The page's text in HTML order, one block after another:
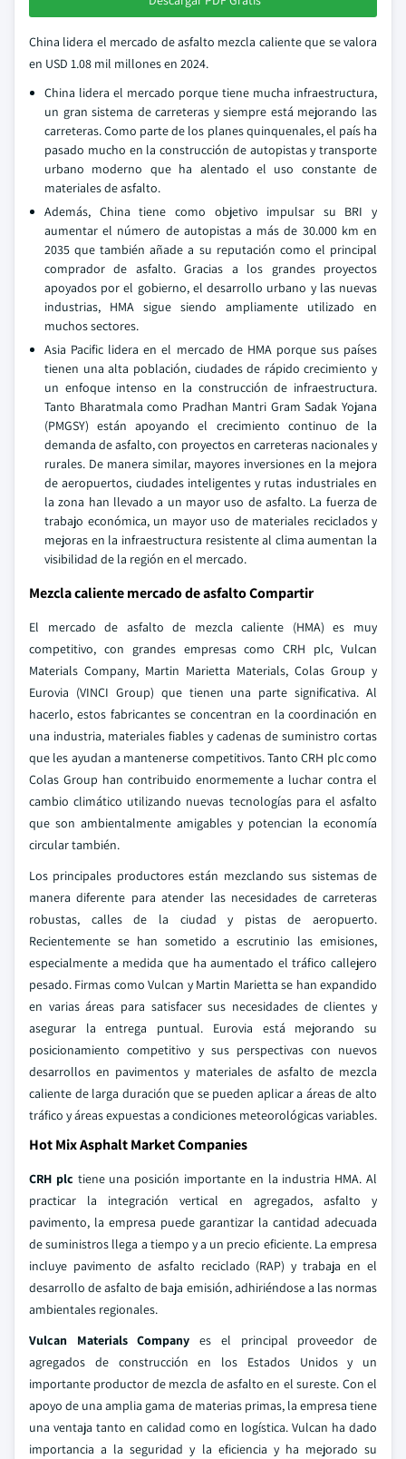
China lidera el mercado de asfalto mezcla caliente que se valora
en USD 1.08 mil millones en 2024.
China lidera el mercado porque tiene mucha infraestructura,
un gran sistema de carreteras y siempre está mejorando las
carreteras. Como parte de los planes quinquenales, el país ha
pasado mucho en la construcción de autopistas y transporte
urbano moderno que ha alentado el uso constante de
materiales de asfalto.
Además, China tiene como objetivo impulsar su BRI y
aumentar el número de autopistas a más de 30.000 km en
2035 que también añade a su reputación como el principal
comprador de asfalto. Gracias a los grandes proyectos
apoyados por el gobierno, el desarrollo urbano y las nuevas
industrias, HMA sigue siendo ampliamente utilizado en
muchos sectores.
Asia Pacific lidera en el mercado de HMA porque sus países
tienen una alta población, ciudades de rápido crecimiento y
un enfoque intenso en la construcción de infraestructura.
Tanto Bharatmala como Pradhan Mantri Gram Sadak Yojana
(PMGSY) están apoyando el crecimiento continuo de la
demanda de asfalto, con proyectos en carreteras nacionales y
rurales. De manera similar, mayores inversiones en la mejora
de aeropuertos, ciudades inteligentes y rutas industriales en
la zona han llevado a un mayor uso de asfalto. La fuerza de
trabajo económica, un mayor uso de materiales reciclados y
mejoras en la infraestructura resistente al clima aumentan la
visibilidad de la región en el mercado.
Mezcla caliente mercado de asfalto Compartir
El mercado de asfalto de mezcla caliente (HMA) es muy
competitivo, con grandes empresas como CRH plc, Vulcan
Materials Company, Martin Marietta Materials, Colas Group y
Eurovia (VINCI Group) que tienen una parte significativa. Al
hacerlo, estos fabricantes se concentran en la coordinación en
una industria, materiales fiables y cadenas de suministro cortas
que les ayudan a mantenerse competitivos. Tanto CRH plc como
Colas Group han contribuido enormemente a luchar contra el
cambio climático utilizando nuevas tecnologías para el asfalto
que son ambientalmente amigables y potencian la economía
circular también.
Los principales productores están mezclando sus sistemas de
manera diferente para atender las necesidades de carreteras
robustas, calles de la ciudad y pistas de aeropuerto.
Recientemente se han sometido a escrutinio las emisiones,
especialmente a medida que ha aumentado el tráfico callejero
pesado. Firmas como Vulcan y Martin Marietta se han expandido
en varias áreas para satisfacer sus necesidades de clientes y
asegurar la entrega puntual. Eurovia está mejorando su
posicionamiento competitivo y sus perspectivas con nuevos
desarrollos en pavimentos y materiales de asfalto de mezcla
caliente de larga duración que se pueden aplicar a áreas de alto
tráfico y áreas expuestas a condiciones meteorológicas variables.
Hot Mix Asphalt Market Companies
CRH plc tiene una posición importante en la industria HMA. Al
practicar la integración vertical en agregados, asfalto y
pavimento, la empresa puede garantizar la cantidad adecuada
de suministros llega a tiempo y a un precio eficiente. La empresa
incluye pavimento de asfalto reciclado (RAP) y trabaja en el
desarrollo de asfalto de baja emisión, adhiriéndose a las normas
ambientales regionales.
Vulcan Materials Company es el principal proveedor de
agregados de construcción en los Estados Unidos y un
importante productor de mezcla de asfalto en el sureste. Con el
apoyo de una amplia gama de materias primas, la empresa tiene
una ventaja tanto en calidad como en logística. Vulcan ha dado
importancia a la seguridad y la eficiencia y ha mejorado su